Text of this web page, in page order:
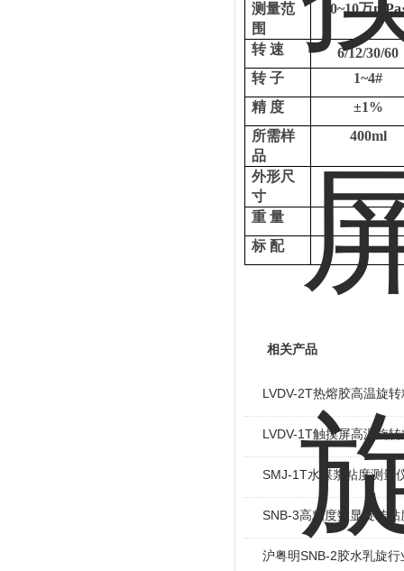
测量范
围
10~10万mPa
转 速
6/12/30/60
转 子
1~4#
精 度 ±1%
所需样
品
400ml
外形尺
寸
重 量
标 配
相关产品
LVDV-2T热熔胶高温旋
LVDV-1T触摸屏高温旋
SMJ-1T水煤浆粘度测量
SNB-3高粘度数显旋转粘
沪粤明SNB-2胶水乳旋行